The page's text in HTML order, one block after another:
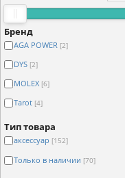
Бренд
AGA POWER [2]
DYS [2]
MOLEX [6]
Tarot [4]
Тип товара
аксессуар [152]
Только в наличии [70]